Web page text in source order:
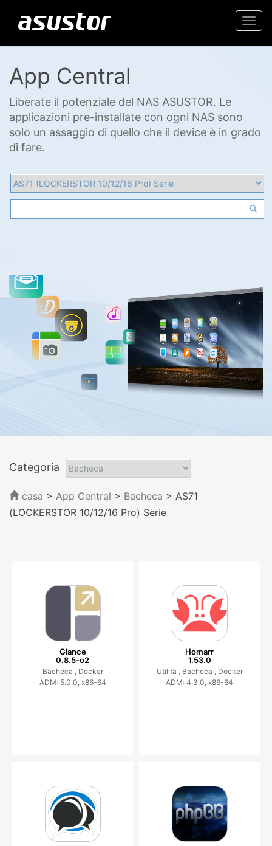
App Central
Liberate il potenziale del NAS ASUSTOR. Le
applicazioni pre-installate con ogni NAS sono
solo un assaggio di quello che il device è in grado
di fare.
Categoria
casa > App Central > Bacheca > AS71
(LOCKERSTOR 10/12/16 Pro) Serie
Glance
0.8.5-o2
Bacheca , Docker
ADM: 5.0.0, x86-64
Homarr
1.53.0
Utilità , Bacheca , Docker
ADM: 4.3.0, x86-64